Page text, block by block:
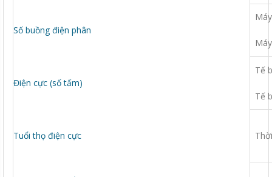
Số buồng điện phân
Điện cực (số tấm)
Tế
Tế
Tuổi thọ điện cực